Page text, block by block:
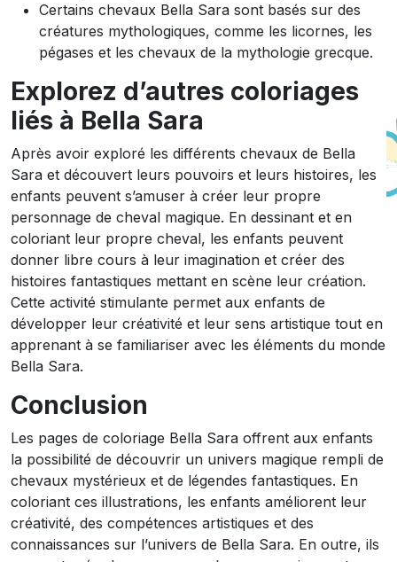
Certains chevaux Bella Sara sont basés sur des
créatures mythologiques, comme les licornes, les
pégases et les chevaux de la mythologie grecque.
Explorez d’autres coloriages
liés à Bella Sara
Après avoir exploré les différents chevaux de Bella
Sara et découvert leurs pouvoirs et leurs histoires, les
enfants peuvent s’amuser à créer leur propre
personnage de cheval magique. En dessinant et en
coloriant leur propre cheval, les enfants peuvent
donner libre cours à leur imagination et créer des
histoires fantastiques mettant en scène leur création.
Cette activité stimulante permet aux enfants de
développer leur créativité et leur sens artistique tout en
apprenant à se familiariser avec les éléments du monde
Bella Sara.
Conclusion
Les pages de coloriage Bella Sara offrent aux enfants
la possibilité de découvrir un univers magique rempli de
chevaux mystérieux et de légendes fantastiques. En
coloriant ces illustrations, les enfants améliorent leur
créativité, des compétences artistiques et des
connaissances sur l’univers de Bella Sara. En outre, ils